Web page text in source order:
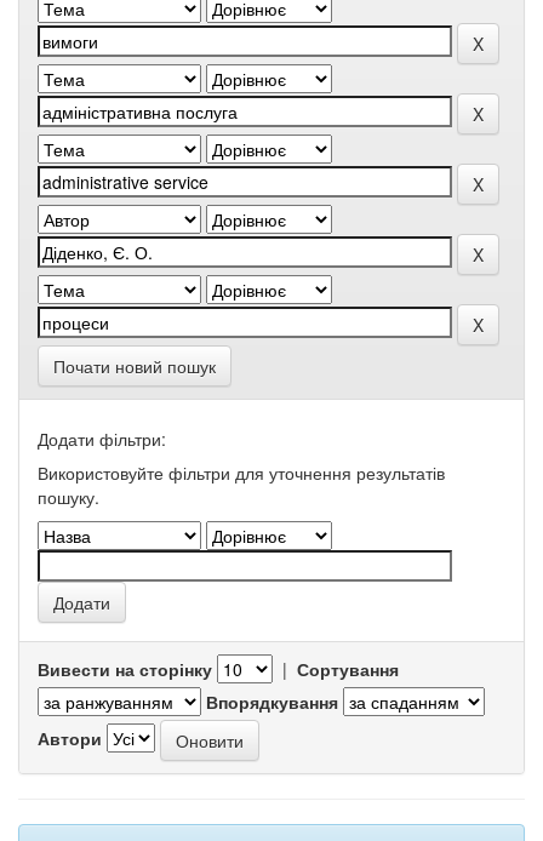
Почати новий пошук
Додати фільтри:
Використовуйте фільтри для уточнення результатів
пошуку.
Вивести на сторінку | Сортування
Впорядкування
Автори